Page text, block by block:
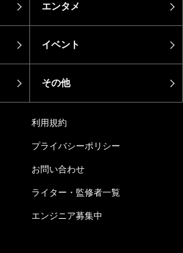
エンタメ
イベント
その他
利用規約
プライバシーポリシー
お問い合わせ
ライター・監修者一覧
エンジニア募集中